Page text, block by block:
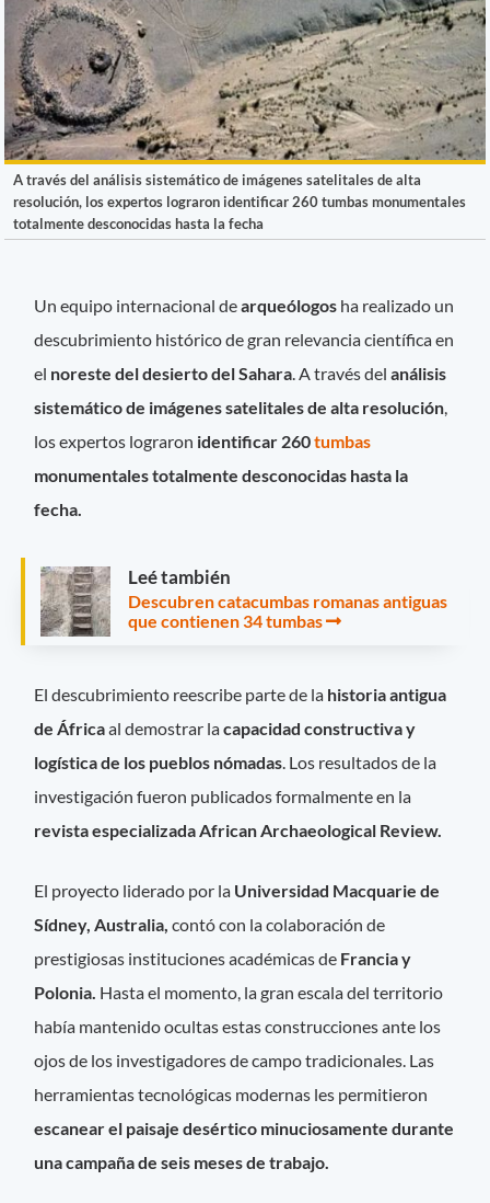
A través del análisis sistemático de imágenes satelitales de alta
resolución, los expertos lograron identificar 260 tumbas monumentales
totalmente desconocidas hasta la fecha
Un equipo internacional dearqueólogos ha realizado un
descubrimiento histórico de gran relevancia científica en
el noreste del desierto del Sahara . A través del análisis
sistemático de imágenes satelitales de alta resolución
los expertos lograron identificar 260tumbas
monumentales totalmente desconocidas hasta la
fecha.
Leé también
Descubren catacumbas romanas antiguas
que contienen 34 tumbas
El descubrimiento reescribe parte de la historia antigua
de Áfricaal demostrar lacapacidad constructiva y
logística de los pueblos nómadas. Los resultados de la
investigación fueron publicados formalmente en la
revista especializada African Archaeological Review.
El proyecto liderado por la Universidad Macquarie de
Sídney, Australia, contó con la colaboración de
prestigiosas instituciones académicas de Francia y
Polonia. Hasta el momento, la gran escala del territorio
había mantenido ocultas estas construcciones ante los
ojos de los investigadores de campo tradicionales. Las
herramientas tecnológicas modernas les permitieron
escanear el paisaje desértico minuciosamente durante
una campaña de seis meses de trabajo.